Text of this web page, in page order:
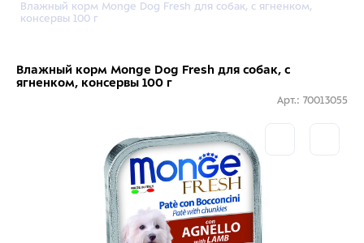
Влажный корм Monge Dog Fresh для собак, с ягненком,
консервы 100 г
Влажный корм Monge Dog Fresh для собак, с
ягненком, консервы 100 г
Арт.: 70013055